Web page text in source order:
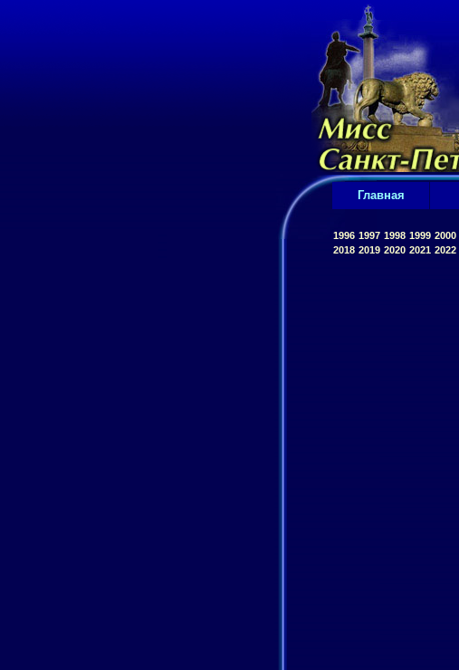
Главная
1996 1997 1998 1999 2000
2018 2019 2020 2021 2022